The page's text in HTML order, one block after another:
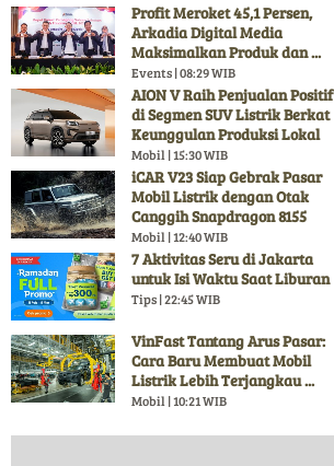
Profit Meroket 45,1 Persen,
Arkadia Digital Media
Maksimalkan Produk dan ...
Events | 08:29 WIB
AION V Raih Penjualan Positif
di Segmen SUV Listrik Berkat
Keunggulan Produksi Lokal
Mobil | 15:30 WIB
iCAR V23 Siap Gebrak Pasar
Mobil Listrik dengan Otak
Canggih Snapdragon 8155
Mobil | 12:40 WIB
7 Aktivitas Seru di Jakarta
untuk Isi Waktu Saat Liburan
Tips | 22:45 WIB
VinFast Tantang Arus Pasar:
Cara Baru Membuat Mobil
Listrik Lebih Terjangkau ...
Mobil | 10:21 WIB